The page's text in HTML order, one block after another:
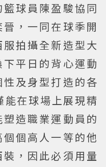
球員陳盈駿協同
，一同在球季開
拍攝全新造型大
平日的背心運動
及身型打造的各
能在球場上展現精
造職業運動員的
個高人一等的他
，因此必須用量